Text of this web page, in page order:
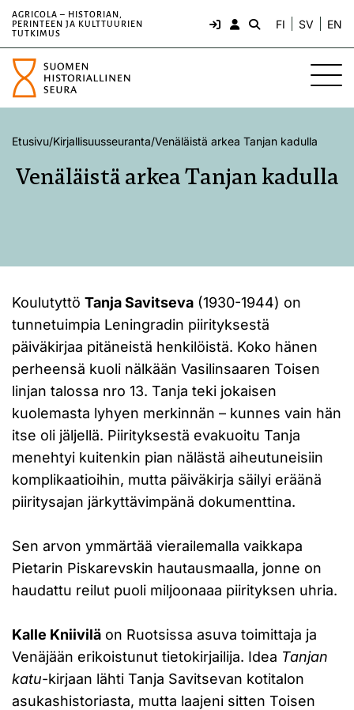
AGRICOLA – HISTORIAN,
PERINTEEN JA KULTTUURIEN
TUTKIMUS
FI SV EN
Etusivu/Kirjallisuusseuranta/Venäläistä arkea Tanjan kadulla
Venäläistä arkea Tanjan kadulla
Koulutyttö Tanja Savitseva (1930-1944) on
tunnetuimpia Leningradin piirityksestä
päiväkirjaa pitäneistä henkilöistä. Koko hänen
perheensä kuoli nälkään Vasilinsaaren Toisen
linjan talossa nro 13. Tanja teki jokaisen
kuolemasta lyhyen merkinnän – kunnes vain hän
itse oli jäljellä. Piirityksestä evakuoitu Tanja
menehtyi kuitenkin pian nälästä aiheutuneisiin
komplikaatioihin, mutta päiväkirja säilyi eräänä
piiritysajan järkyttävimpänä dokumenttina.
Sen arvon ymmärtää vierailemalla vaikkapa
Pietarin Piskarevskin hautausmaalla, jonne on
haudattu reilut puoli miljoonaaa piirityksen uhria.
Kalle Kniivilä on Ruotsissa asuva toimittaja ja
Venäjään erikoistunut tietokirjailija. Idea Tanjan
katu-kirjaan lähti Tanja Savitsevan kotitalon
asukashistoriasta, mutta laajeni sitten Toisen